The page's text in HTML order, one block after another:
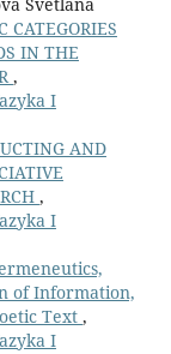
CATEGORIES
IN THE
,
I
AND
,
I
of Information,
Text ,
I